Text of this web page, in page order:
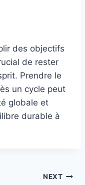
des objectifs
de rester
Prendre le
un cycle peut
globale et
durable à
NEXT